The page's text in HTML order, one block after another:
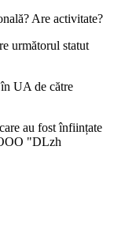
Are activitate?
următorul statut
UA de către
au fost înființate
"DLzh